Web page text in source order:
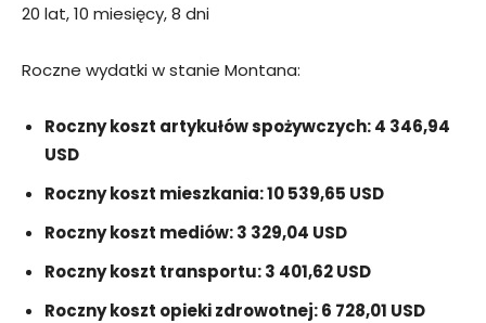
20 lat, 10 miesięcy, 8 dni
Roczne wydatki w stanie Montana:
Roczny koszt artykułów spożywczych: 4 346,94
USD
Roczny koszt mieszkania: 10 539,65 USD
Roczny koszt mediów: 3 329,04 USD
Roczny koszt transportu: 3 401,62 USD
Roczny koszt opieki zdrowotnej: 6 728,01 USD